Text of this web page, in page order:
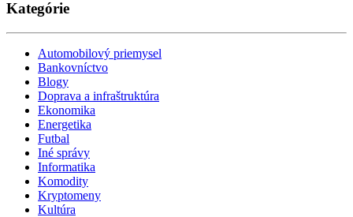
Kategórie
Automobilový priemysel
Bankovníctvo
Blogy
Doprava a infraštruktúra
Ekonomika
Energetika
Futbal
Iné správy
Informatika
Komodity
Kryptomeny
Kultúra